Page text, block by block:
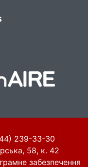
239-33-30
58, к. 42
забезпечення